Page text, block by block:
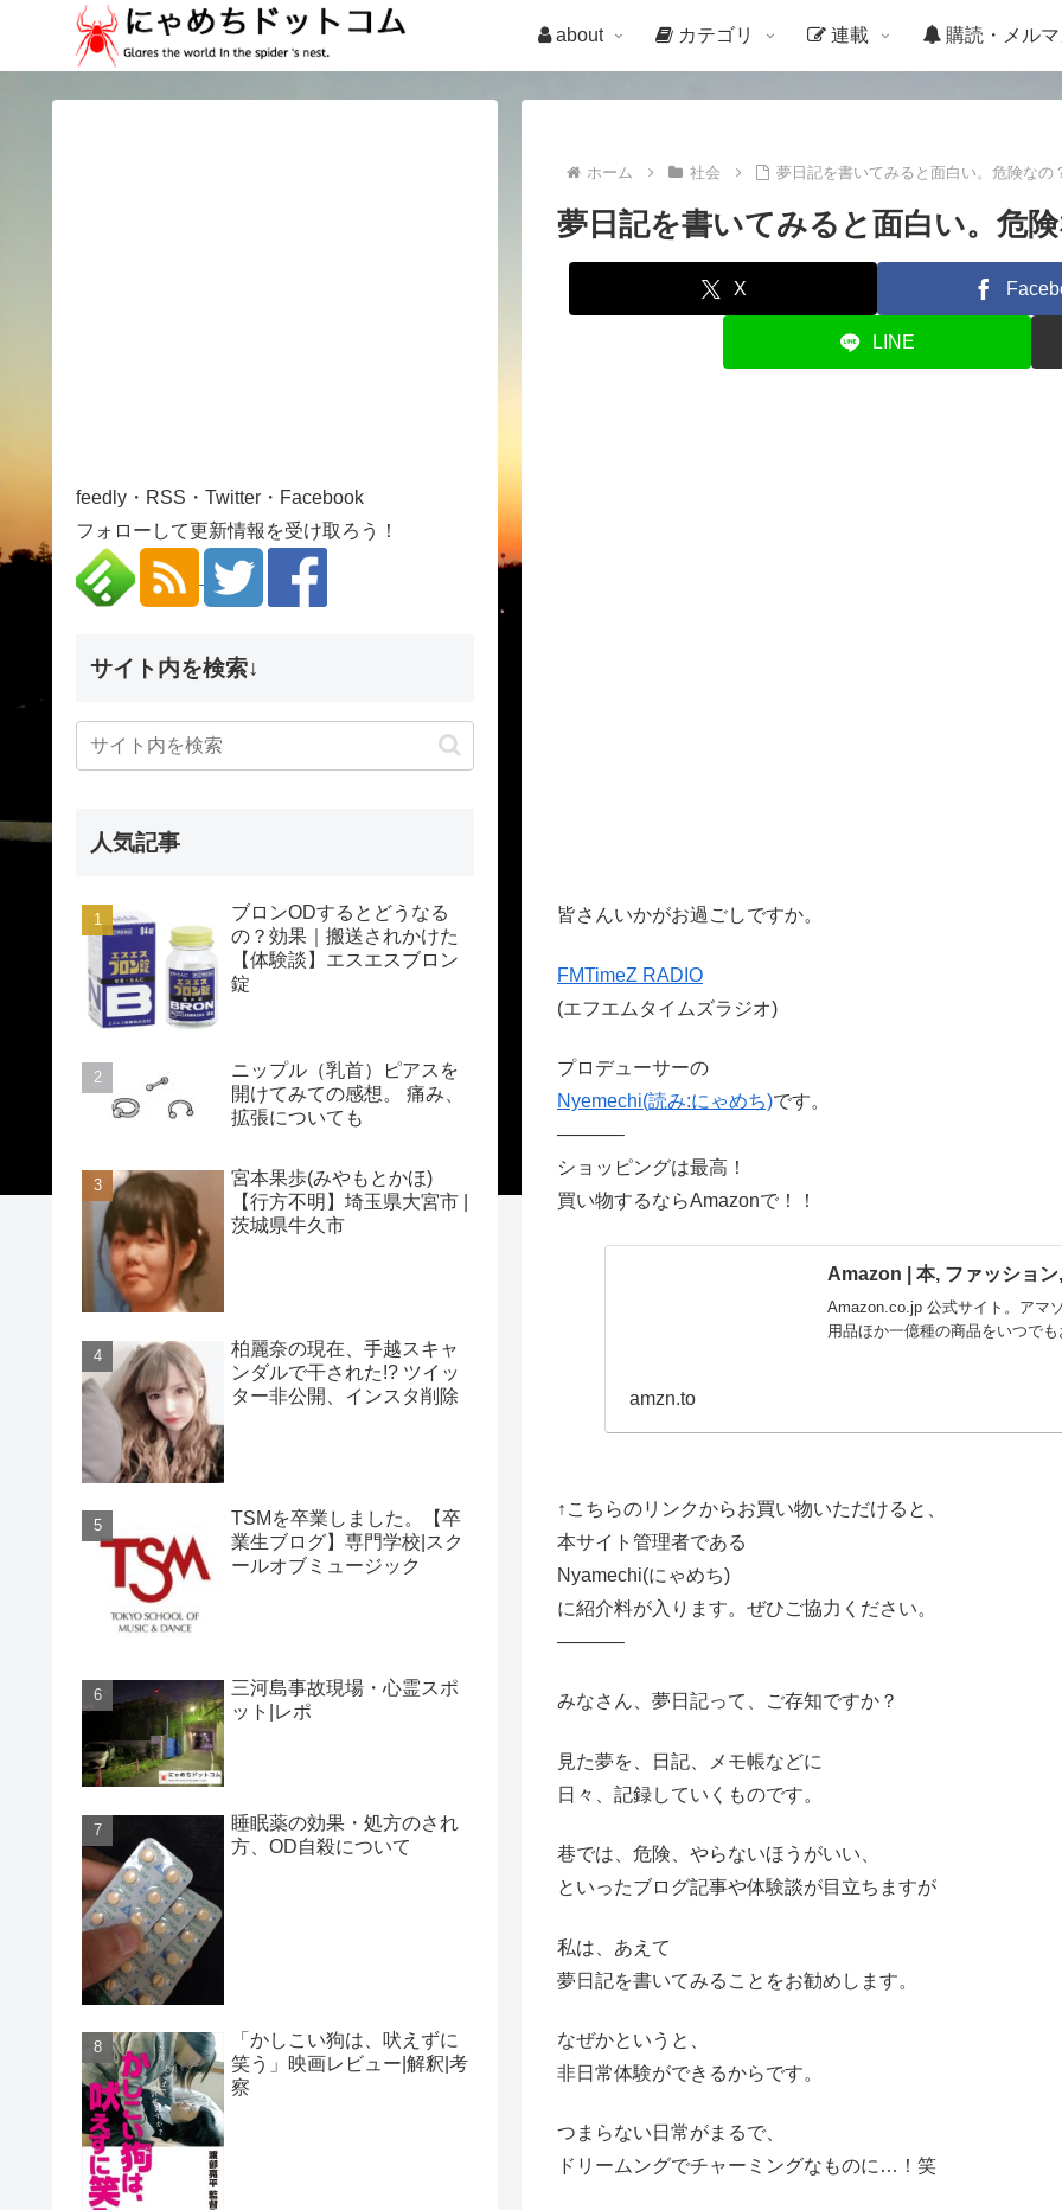
about カテゴリ 連載 購読・メル
ホーム 社会 夢日記を書いてみると面白い。危険なの
夢日記を書いてみると面白い。危
X
LINE
皆さんいかがお過ごしですか。
FMTimeZ RADIO
(エフエムタイムズラジオ)
プロデューサーの
Nyemechi(読み:にゃめち)です。
———–
ショッピングは最高！
買い物するならAmazonで！！
Amazon | 本, ファッショ
Amazon.co.jp 公式サイト。アマ
用品ほか一億種の商品をいつで
amzn.to
↑こちらのリンクからお買い物いただけると、
本サイト管理者である
Nyamechi(にゃめち)
に紹介料が入ります。ぜひご協力ください。
———–
みなさん、夢日記って、ご存知ですか？
見た夢を、日記、メモ帳などに
日々、記録していくものです。
巷では、危険、やらないほうがいい、
といったブログ記事や体験談が目立ちますが
私は、あえて
夢日記を書いてみることをお勧めします。
なぜかというと、
非日常体験ができるからです。
つまらない日常がまるで、
ドリームングでチャーミングなものに…！笑
feedly・RSS・Twitter・Facebook
フォローして更新情報を受け取ろう！
サイト内を検索↓
人気記事
ブロンODするとどうなる
の？効果｜搬送されかけた
【体験談】エスエスブロン
錠
ニップル（乳首）ピアスを
開けてみての感想。 痛み、
拡張についても
宮本果歩(みやもとかほ)
【行方不明】埼玉県大宮市 |
茨城県牛久市
柏麗奈の現在、手越スキャ
ンダルで干された!? ツイッ
ター非公開、インスタ削除
TSMを卒業しました。【卒
業生ブログ】専門学校|スク
ールオブミュージック
三河島事故現場・心霊スポ
ット|レポ
睡眠薬の効果・処方のされ
方、OD自殺について
「かしこい狗は、吠えずに
笑う」映画レビュー|解釈|考
察